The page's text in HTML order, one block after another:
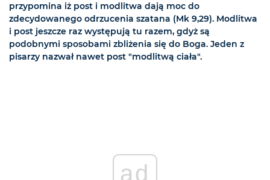
przypomina iż post i modlitwa dają moc do
zdecydowanego odrzucenia szatana (Mk 9,29). Modlitwa
i post jeszcze raz występują tu razem, gdyż są
podobnymi sposobami zbliżenia się do Boga. Jeden z
pisarzy nazwał nawet post "modlitwą ciała".
ad